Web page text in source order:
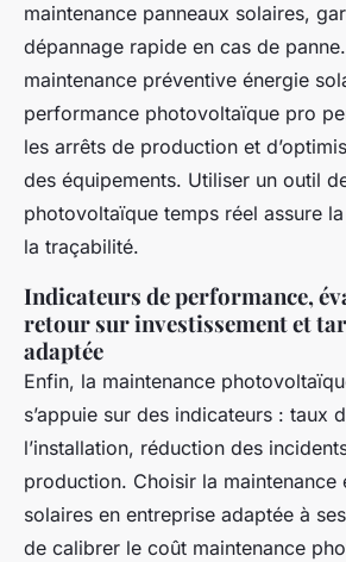
maintenance panneaux solaires,
dépannage rapide en cas de
maintenance préventive énergie
performance photovoltaïque pro
les arrêts de production et
des équipements. Utiliser un outil
photovoltaïque temps réel assure
la traçabilité.
Indicateurs de performance,
retour sur investissement et
adaptée
Enfin, la maintenance
s’appuie sur des indicateurs : taux
l’installation, réduction des
production. Choisir la maintenance
solaires en entreprise adaptée à
de calibrer le coût maintenance